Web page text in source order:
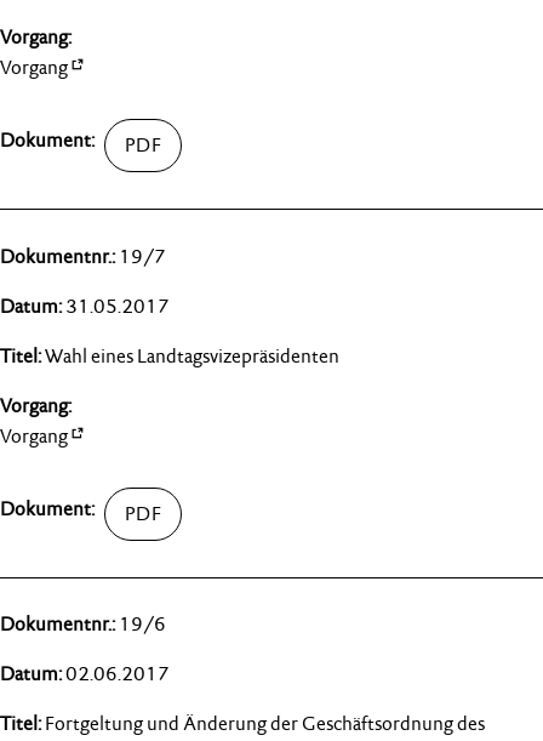
Vorgang
19/7
31.05.2017
Wahl eines Landtagsvizepräsidenten
Vorgang
19/6
02.06.2017
Fortgeltung und Änderung der Geschäftsordnung des